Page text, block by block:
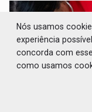
Nós usamos
experiência
concorda com
como usamos